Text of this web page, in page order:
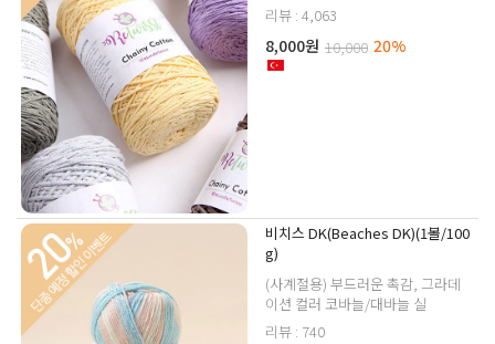
리뷰 : 4,063
8,000원 10,000 20%
비치스 DK(Beaches DK)(1볼/100
g)
(사계절용) 부드러운 촉감, 그라데
이션 컬러 코바늘/대바늘 실
리뷰 : 740